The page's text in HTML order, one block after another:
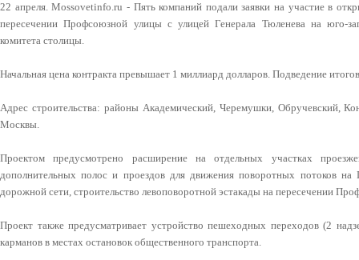
22 апреля. Mossovetinfo.ru - Пять компаний подали заявки на участие в
пересечении Профсоюзной улицы с улицей Генерала Тюленева на юго-
комитета столицы.
Начальная цена контракта превышает 1 миллиард долларов. Подведение
Адрес строительства: районы Академический, Черемушки, Обручевский,
Москвы.
Проектом предусмотрено расширение на отдельных участках
дополнительных полос и проездов для движения поворотных потоков
дорожной сети, строительство левоповоротной эстакады на пересечении
Проект также предусматривает устройство пешеходных переходов (2
карманов в местах остановок общественного транспорта.